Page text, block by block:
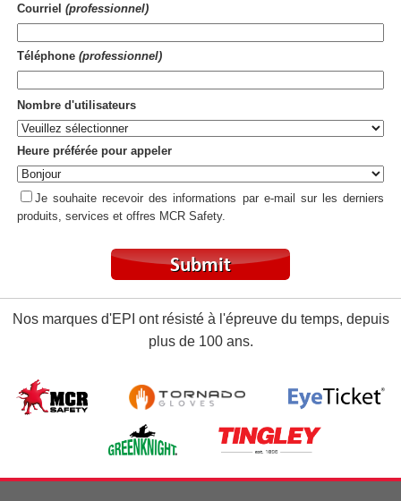
Courriel (professionnel)
Téléphone (professionnel)
Nombre d'utilisateurs
Heure préférée pour appeler
Je souhaite recevoir des informations par e-mail sur les derniers
produits, services et offres MCR Safety.
Nos marques d'EPI ont résisté à l'épreuve du temps, depuis
plus de 100 ans.